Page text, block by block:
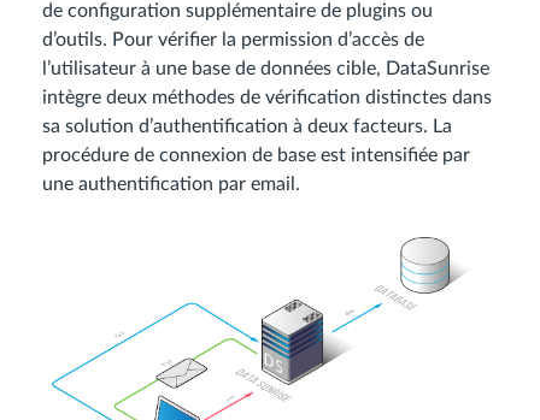
de configuration supplémentaire de plugins ou
d’outils. Pour vérifier la permission d’accès de
l’utilisateur à une base de données cible, DataSunrise
intègre deux méthodes de vérification distinctes dans
sa solution d’authentification à deux facteurs. La
procédure de connexion de base est intensifiée par
une authentification par email.